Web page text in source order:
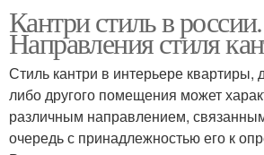
Кантри стиль в россии.
Направления стиля
Стиль кантри в интерьере квартиры,
либо другого помещения может
различным направлением,
очередь с принадлежностью его к